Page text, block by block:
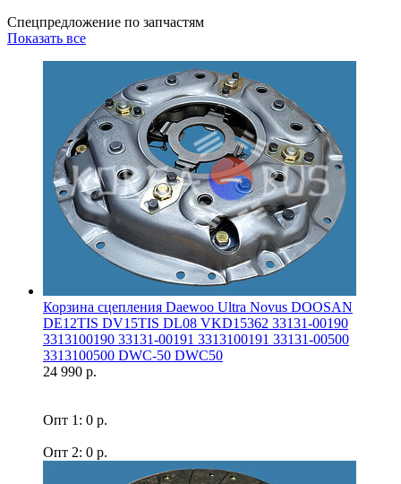
Спецпредложение по запчастям
Показать все
Корзина сцепления Daewoo Ultra Novus DOOSAN
DE12TIS DV15TIS DL08 VKD15362 33131-00190
3313100190 33131-00191 3313100191 33131-00500
3313100500 DWC-50 DWC50
24 990 р.
Опт 1: 0 р.
Опт 2: 0 р.